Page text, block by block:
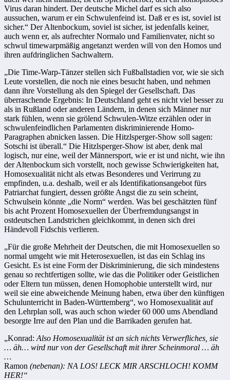
Virus daran hindert. Der deutsche Michel darf es sich also
aussuchen, warum er ein Schwulenfeind ist. Daß er es ist, soviel ist
sicher.“ Der Altenbockum, soviel ist sicher, ist jedenfalls keiner,
auch wenn er, als aufrechter Normalo und Familienvater, nicht so
schwul timewarpmäßig angetanzt werden will von den Homos und
ihren aufdringlichen Sachwaltern.
„Die Time-Warp-Tänzer stellen sich Fußballstadien vor, wie sie sich
Leute vorstellen, die noch nie eines besucht haben, und nehmen
dann ihre Vorstellung als den Spiegel der Gesellschaft. Das
überraschende Ergebnis: In Deutschland geht es nicht viel besser zu
als in Rußland oder anderen Ländern, in denen sich Männer nur
stark fühlen, wenn sie grölend Schwulen-Witze erzählen oder in
schwulenfeindlichen Parlamenten diskriminierende Homo-
Paragraphen abnicken lassen. Die Hitzlsperger-Show soll sagen:
Sotschi ist überall.“ Die Hitzlsperger-Show ist aber, denk mal
logisch, nur eine, weil der Männersport, wie er ist und nicht, wie ihn
der Altenbockum sich vorstellt, noch gewisse Schwierigkeiten hat,
Homosexualität nicht als etwas Besonderes und Verirrung zu
empfinden, u.a. deshalb, weil er als Identifikationsangebot fürs
Patriarchat fungiert, dessen größte Angst die zu sein scheint,
Schwulsein könnte „die Norm“ werden. Was bei geschätzten fünf
bis acht Prozent Homosexuellen der Überfremdungsangst in
ostdeutschen Landstrichen gleichkommt, in denen sich drei
Händevoll Fidschis verlieren.
„Für die große Mehrheit der Deutschen, die mit Homosexuellen so
normal umgeht wie mit Heterosexuellen, ist das ein Schlag ins
Gesicht. Es ist eine Form der Diskriminierung, die sich mindestens
genau so rechtfertigen sollte, wie das die Politiker oder Geistlichen
oder Eltern tun müssen, denen Homophobie unterstellt wird, nur
weil sie eine abweichende Meinung haben, etwa über den künftigen
Schulunterricht in Baden-Württemberg“, wo Homosexualität auf
den Lehrplan soll, was auch schon wieder 60 000 ums Abendland
besorgte Irre auf den Plan und die Barrikaden gerufen hat.
„Konrad: Also Homosexualität ist an sich nichts Verwerfliches, sie
… äh… wird nur von der Gesellschaft mit ihrer Scheinmoral … äh
…
Ramon (nebenan): NA LOS! LECK MIR ARSCHLOCH! KOMM
HER!“